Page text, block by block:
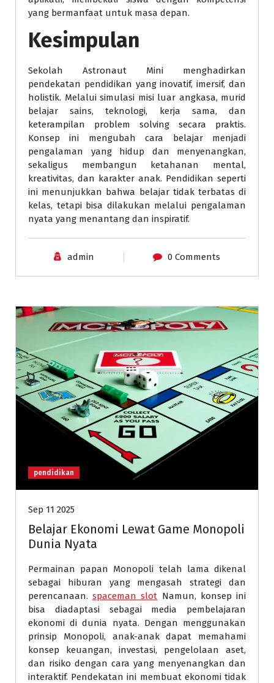
yang bermanfaat untuk masa depan.
Kesimpulan
Sekolah Astronaut Mini menghadirkan
pendekatan pendidikan yang inovatif, imersif, dan
holistik. Melalui simulasi misi luar angkasa, murid
belajar sains, teknologi, kerja sama, dan
keterampilan problem solving secara praktis.
Konsep ini mengubah cara belajar menjadi
pengalaman yang hidup dan menyenangkan,
sekaligus membangun ketahanan mental,
kreativitas, dan karakter anak. Pendidikan seperti
ini menunjukkan bahwa belajar tidak terbatas di
kelas, tetapi bisa dilakukan melalui pengalaman
nyata yang menantang dan inspiratif.
admin 0 Comments
pendidikan
Sep 11 2025
Belajar Ekonomi Lewat Game Monopoli
Dunia Nyata
Permainan papan Monopoli telah lama dikenal
sebagai hiburan yang mengasah strategi dan
perencanaan.spaceman slot Namun, konsep ini
bisa diadaptasi sebagai media pembelajaran
ekonomi di dunia nyata. Dengan menggunakan
prinsip Monopoli, anak-anak dapat memahami
konsep keuangan, investasi, pengelolaan aset,
dan risiko dengan cara yang menyenangkan dan
interaktif. Pendekatan ini membuat ekonomi tidak